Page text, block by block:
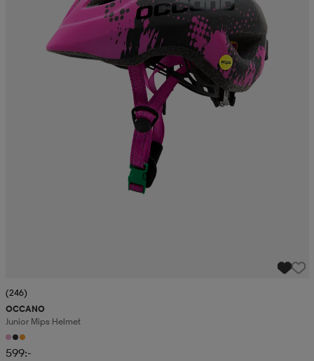
(246)
OCCANO
Junior Mips Helmet
599:-